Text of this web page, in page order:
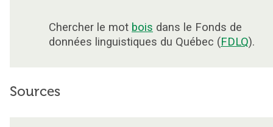
Chercher le mot bois dans le Fonds de
données linguistiques du Québec (FDLQ).
Sources